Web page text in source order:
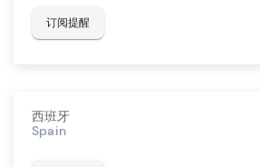
订阅提醒
西班牙
Spain